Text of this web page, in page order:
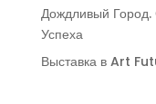
Дождливый
Успеха
Выставка в Art